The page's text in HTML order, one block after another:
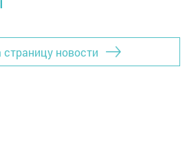
страницу новости